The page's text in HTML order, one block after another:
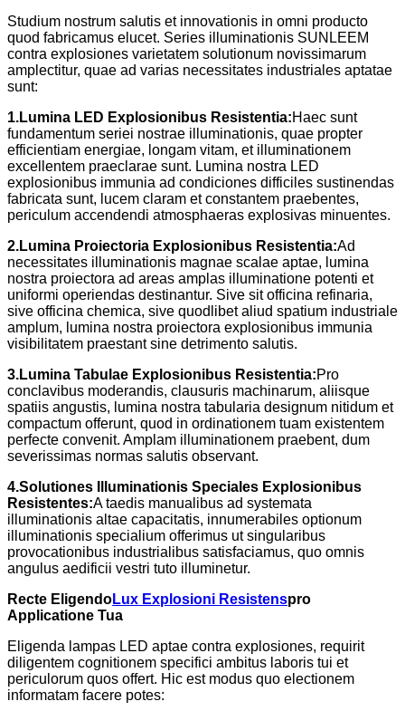
Studium nostrum salutis et innovationis in omni producto
quod fabricamus elucet. Series illuminationis SUNLEEM
contra explosiones varietatem solutionum novissimarum
amplectitur, quae ad varias necessitates industriales aptatae
sunt:
1.Lumina LED Explosionibus Resistentia:Haec sunt
fundamentum seriei nostrae illuminationis, quae propter
efficientiam energiae, longam vitam, et illuminationem
excellentem praeclarae sunt. Lumina nostra LED
explosionibus immunia ad condiciones difficiles sustinendas
fabricata sunt, lucem claram et constantem praebentes,
periculum accendendi atmosphaeras explosivas minuentes.
2.Lumina Proiectoria Explosionibus Resistentia:Ad
necessitates illuminationis magnae scalae aptae, lumina
nostra proiectora ad areas amplas illuminatione potenti et
uniformi operiendas destinantur. Sive sit officina refinaria,
sive officina chemica, sive quodlibet aliud spatium industriale
amplum, lumina nostra proiectora explosionibus immunia
visibilitatem praestant sine detrimento salutis.
3.Lumina Tabulae Explosionibus Resistentia:Pro
conclavibus moderandis, clausuris machinarum, aliisque
spatiis angustis, lumina nostra tabularia designum nitidum et
compactum offerunt, quod in ordinationem tuam existentem
perfecte convenit. Amplam illuminationem praebent, dum
severissimas normas salutis observant.
4.Solutiones Illuminationis Speciales Explosionibus
Resistentes:A taedis manualibus ad systemata
illuminationis altae capacitatis, innumerabiles optionum
illuminationis specialium offerimus ut singularibus
provocationibus industrialibus satisfaciamus, quo omnis
angulus aedificii vestri tuto illuminetur.
Recte EligendoLux Explosioni Resistenspro
Applicatione Tua
Eligenda lampas LED aptae contra explosiones, requirit
diligentem cognitionem specifici ambitus laboris tui et
periculorum quos offert. Hic est modus quo electionem
informatam facere potes: